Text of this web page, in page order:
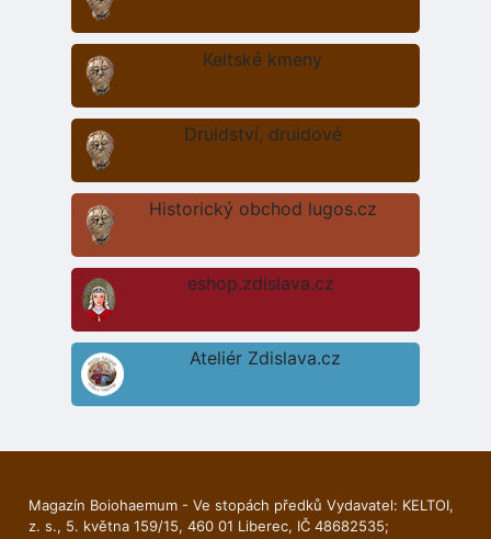
Keltské kmeny
Druidství, druidové
Historický obchod lugos.cz
eshop.zdislava.cz
Ateliér Zdislava.cz
Magazín Boiohaemum - Ve stopách předků Vydavatel: KELTOI,
z. s., 5. května 159/15, 460 01 Liberec, IČ 48682535;